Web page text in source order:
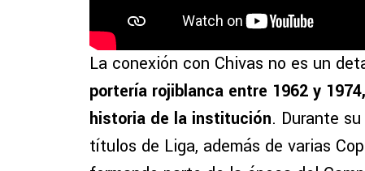
La conexión con Chivas no es un
portería rojiblanca entre 1962 y
historia de la institución. Durante
títulos de Liga, además de varias